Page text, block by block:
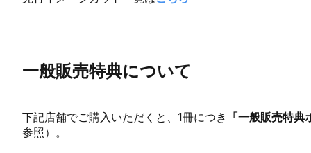
一般販売特典について
下記店舗でご購入いただくと、1冊につき 「一般販売特
参照）。